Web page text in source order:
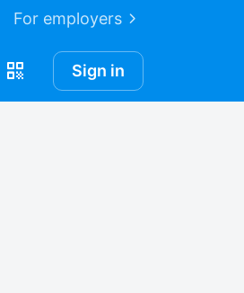
For employers
Sign in